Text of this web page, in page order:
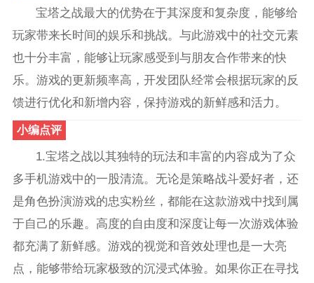
宝塔之战最大的优势在于其深度和复杂度，能够给
玩家带来长时间的娱乐和挑战。与此游戏中的社交元素
也十分丰富，能够让玩家感受到与朋友合作带来的快
乐。游戏的更新频率高，开发团队经常会根据玩家的反
馈进行优化和新增内容，保持游戏的新鲜感和活力。
小编点评
1.宝塔之战以其独特的玩法和丰富的内容成为了众
多手机游戏中的一股清流。无论是策略战斗爱好者，还
是角色扮演游戏的忠实粉丝，都能在这款游戏中找到属
于自己的乐趣。高度的自由度和深度让每一次游戏体验
都充满了新鲜感。游戏的视觉和音效处理也是一大亮
点，能够带给玩家极致的沉浸式体验。如果你正在寻找